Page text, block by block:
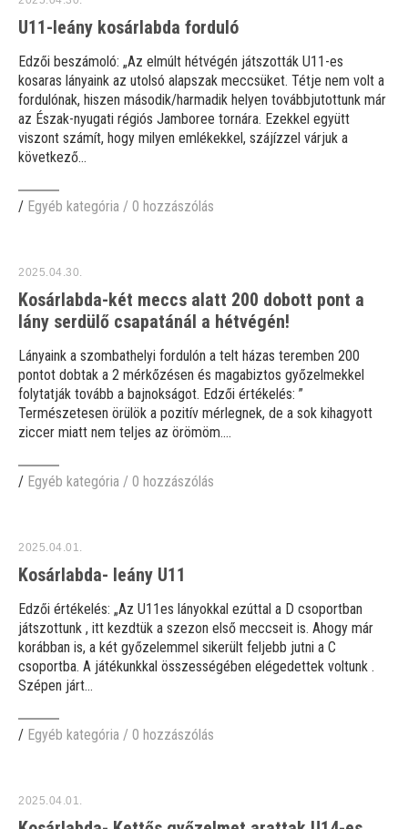
U11-leány kosárlabda forduló
Edzői beszámoló: „Az elmúlt hétvégén játszották U11-es
kosaras lányaink az utolsó alapszak meccsüket. Tétje nem volt a
fordulónak, hiszen második/harmadik helyen továbbjutottunk már
az Észak-nyugati régiós Jamboree tornára. Ezekkel együtt
viszont számít, hogy milyen emlékekkel, szájízzel várjuk a
következő...
/ Egyéb kategória / 0 hozzászólás
2025.04.30.
Kosárlabda-két meccs alatt 200 dobott pont a
lány serdülő csapatánál a hétvégén!
Lányaink a szombathelyi fordulón a telt házas teremben 200
pontot dobtak a 2 mérkőzésen és magabiztos győzelmekkel
folytatják tovább a bajnokságot. Edzői értékelés: ”
Természetesen örülök a pozitív mérlegnek, de a sok kihagyott
ziccer miatt nem teljes az örömöm....
/ Egyéb kategória / 0 hozzászólás
2025.04.01.
Kosárlabda- leány U11
Edzői értékelés: „Az U11es lányokkal ezúttal a D csoportban
játszottunk , itt kezdtük a szezon első meccseit is. Ahogy már
korábban is, a két győzelemmel sikerült feljebb jutni a C
csoportba. A játékunkkal összességében elégedettek voltunk .
Szépen járt...
/ Egyéb kategória / 0 hozzászólás
2025.04.01.